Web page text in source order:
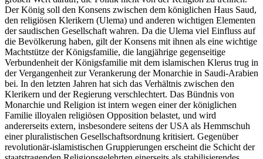
Der König soll den Konsens zwischen dem königlichen Haus Saud,
den religiösen Klerikern (Ulema) und anderen wichtigen Elementen
der saudischen Gesellschaft wahren. Da die Ulema viel Einfluss auf
die Bevölkerung haben, gilt der Konsens mit ihnen als eine wichtige
Machtstütze der Königsfamilie, die langjährige gegenseitige
Verbundenheit der Königsfamilie mit dem islamischen Klerus trug in
der Vergangenheit zur Verankerung der Monarchie in Saudi-Arabien
bei. In den letzten Jahren hat sich das Verhältnis zwischen den
Klerikern und der Regierung verschlechtert. Das Bündnis von
Monarchie und Religion ist intern wegen einer der königlichen
Familie illoyalen religiösen Opposition belastet, und wird
andererseits extern, insbesondere seitens der USA als Hemmschuh
einer pluralistischen Gesellschaftsordnung kritisiert. Gegenüber
revolutionär-islamistischen Gruppierungen erscheint die Schicht der